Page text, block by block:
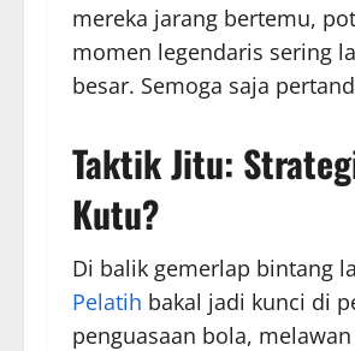
mereka jarang bertemu,
momen legendaris sering
besar. Semoga saja
Taktik Jitu:
Kutu?
Di balik gemerlap bintang
Pelatih bakal jadi kunci di
penguasaan bola,